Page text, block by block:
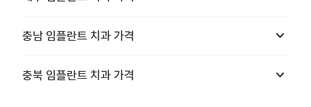
충남 임플란트 치과 가격 keyboard_arrow_down
충북 임플란트 치과 가격 keyboard_arrow_down